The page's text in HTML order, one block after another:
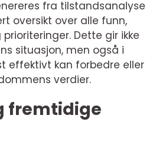
fra tilstandsanalyse
oversikt over alle funn,
Dette gir ikke
situasjon, men også i
effektivt kan forbedre eller
verdier.
fremtidige